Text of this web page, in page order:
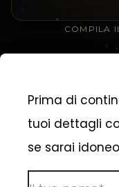
COMPILA
Prima di
tuoi dettagli
se sarai